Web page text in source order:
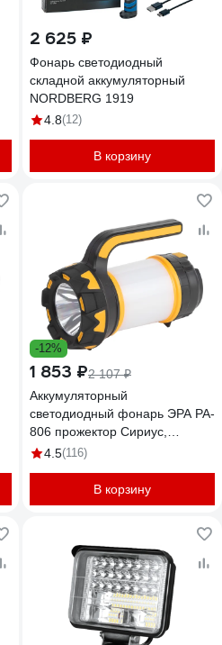
2 625 ₽
Фонарь светодиодный
складной аккумуляторный
NORDBERG 1919
4.8(12)
В корзину
-12%
1 853 ₽2 107 ₽
Аккумуляторный
светодиодный фонарь ЭРА PA-
806 прожектор Сириус,
Б0054141
4.5(116)
В корзину